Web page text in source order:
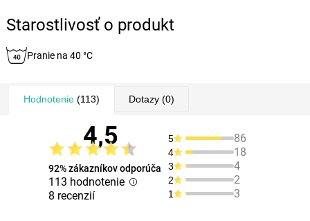
Starostlivosť o produkt
Pranie na 40 °C
Hodnotenie(113) Dotazy(0)
4,5
92% zákazníkov odporúča
113 hodnotenie
8 recenzií
5 86
4 18
3 4
2 2
1 3